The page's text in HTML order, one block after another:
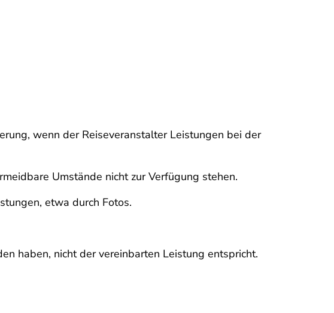
wenn der Reiseveranstalter Leistungen bei der
Umstände nicht zur Verfügung stehen.
etwa durch Fotos.
haben, nicht der vereinbarten Leistung entspricht.